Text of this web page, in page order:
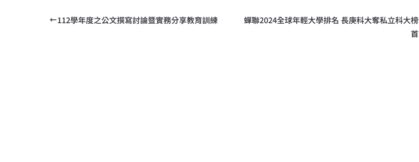
112學年度之公文撰寫討論暨實務分享教育訓練
蟬聯2024全球年輕大學排名 長庚科大奪私立科大榜
首